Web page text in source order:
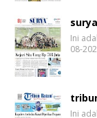
Ini
08-
Ini